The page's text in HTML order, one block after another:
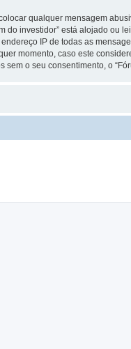
qualquer mensagem
do investidor” está alojado ou
IP de todas as
momento, caso este
sem o seu consentimento, o